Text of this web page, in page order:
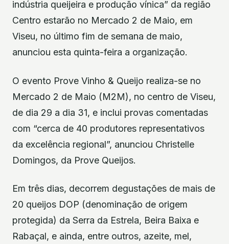
indústria queijeira e produção vínica” da região
Centro estarão no Mercado 2 de Maio, em
Viseu, no último fim de semana de maio,
anunciou esta quinta-feira a organização.
O evento Prove Vinho & Queijo realiza-se no
Mercado 2 de Maio (M2M), no centro de Viseu,
de dia 29 a dia 31, e inclui provas comentadas
com “cerca de 40 produtores representativos
da excelência regional”, anunciou Christelle
Domingos, da Prove Queijos.
Em três dias, decorrem degustações de mais de
20 queijos DOP (denominação de origem
protegida) da Serra da Estrela, Beira Baixa e
Rabaçal, e ainda, entre outros, azeite, mel,